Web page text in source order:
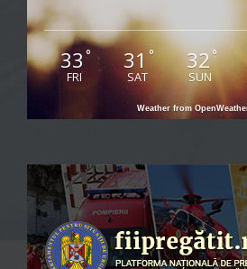
33 °
FRI
31°
SAT
32°
SUN
Weather from